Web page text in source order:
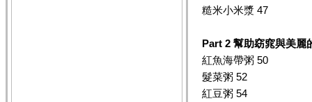
糙米小米漿 47
Part 2 幫助窈窕與美麗
紅魚海帶粥 50
髮菜粥 52
紅豆粥 54